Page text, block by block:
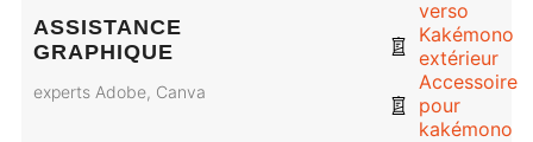
verso
Kakémono
extérieur
Accessoire
pour
kakémono
ASSISTANCE
GRAPHIQUE
experts Adobe, Canva